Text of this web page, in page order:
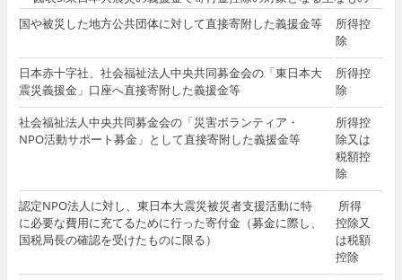
国や被災した地方公共団体に対して直接寄附した義援金等
所得控
除
日本赤十字社、社会福祉法人中央共同募金会の「東日本大
震災義援金」口座へ直接寄附した義援金等
所得控
除
社会福祉法人中央共同募金会の「災害ボランティア・
NPO活動サポート募金」として直接寄附した義援金等
所得控
除又は
税額控
除
認定NPO法人に対し、東日本大震災被災者支援活動に特
に必要な費用に充てるために行った寄付金（募金に際し、
国税局長の確認を受けたものに限る）
所得
控除又
は税額
控除